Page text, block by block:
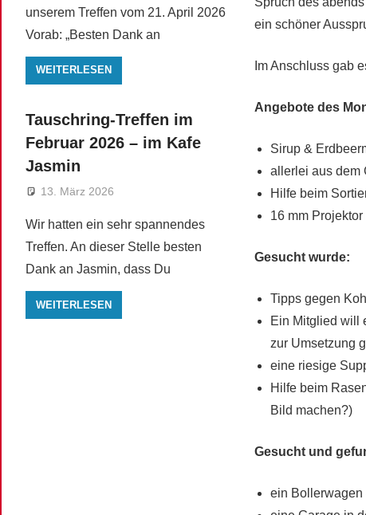
ein schöner
Im Anschluss gab
Angebote des
Sirup &
allerlei aus dem
Hilfe beim
16 mm
Gesucht wurde:
Tipps gegen
Ein Mitglied will
zur Umsetzung
eine riesige
Hilfe beim
Bild machen?)
Gesucht und
ein Bollerwagen
unserem Treffen vom 21. April 2026
Vorab: „Besten Dank an
WEITERLESEN
Tauschring-Treffen im
Februar 2026 – im Kafe
Jasmin
13. März 2026
Wir hatten ein sehr spannendes
Treffen. An dieser Stelle besten
Dank an Jasmin, dass Du
WEITERLESEN